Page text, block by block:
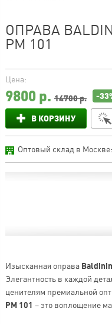
ОПРАВА
PM 101
Цена:
9800р. 14700 р. -
В КОРЗИНУ
Оптовый склад в Москве:
Изысканная оправа
Элегантность в каждой
ценителям премиальной
PM 101 – это воплощение